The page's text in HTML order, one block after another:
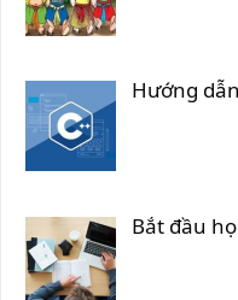
Hướng
Bắt đầu